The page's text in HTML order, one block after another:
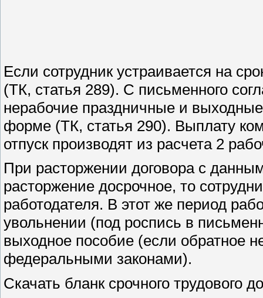
Если сотрудник устраивается на
(ТК, статья 289). С письменного
нерабочие праздничные и
форме (ТК, статья 290). Выплату
отпуск производят из расчета 2
При расторжении договора с
расторжение досрочное, то
работодателя. В этот же период
увольнении (под роспись в
выходное пособие (если обратное
федеральными законами).
Скачать бланк срочного трудового